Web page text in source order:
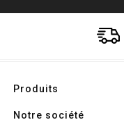
Produits
Notre société